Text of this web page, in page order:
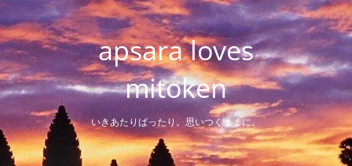
Skip
to
content
apsara loves
mitoken
いきあたりばったり。思いつくままに。